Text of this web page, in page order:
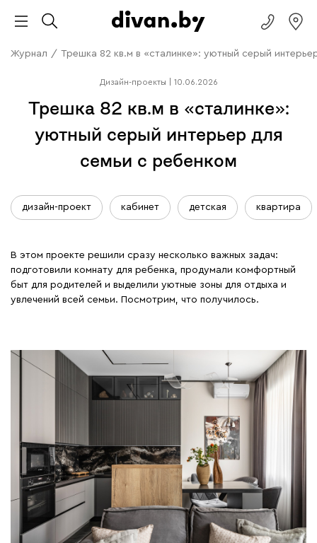
Журнал / Трешка 82 кв.м в «сталинке»: уютный серый
Дизайн-проекты 10.06.2026
Трешка 82 кв.м в «сталинке»:
уютный серый интерьер для
семьи с ребенком
дизайн-проект кабинет детская квартира
В этом проекте решили сразу несколько важных задач:
подготовили комнату для ребенка, продумали комфортный
быт для родителей и выделили уютные зоны для отдыха и
увлечений всей семьи. Посмотрим, что получилось.